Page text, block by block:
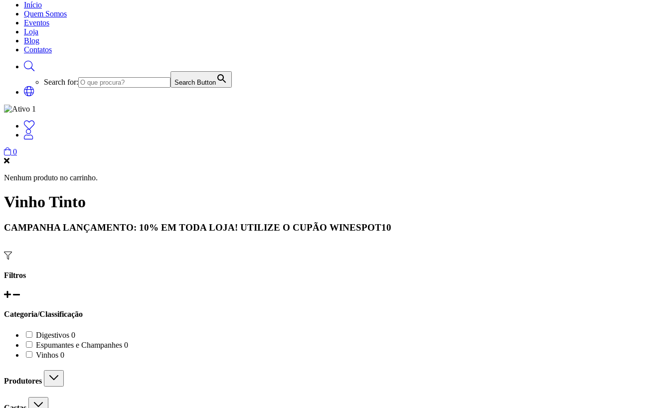
Início
Quem Somos
Eventos
Loja
Blog
Contatos
Search for: Search Button
0
Nenhum produto no carrinho.
Vinho Tinto
CAMPANHA LANÇAMENTO: 10% EM TODA LOJA! UTILIZE O CUPÃO WINESPOT10
Filtros
Categoria/Classificação
Digestivos 00
products
Espumantes e Champanhes 00
Vinhos 00
Produtores